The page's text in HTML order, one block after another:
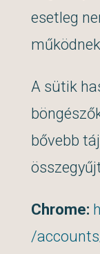
esetleg
A sütik
bővebb
Chrome:
/